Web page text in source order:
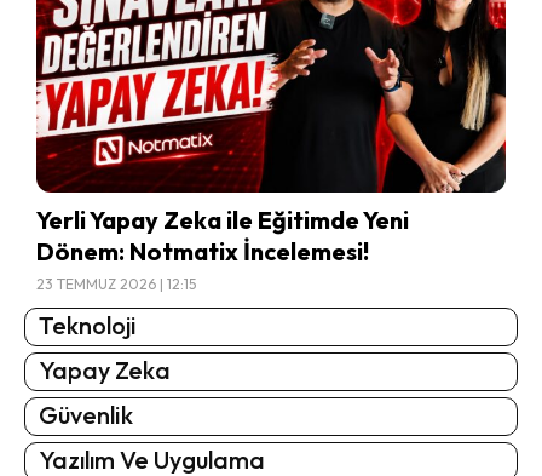
Yerli Yapay Zeka ile Eğitimde Yeni
Dönem: Notmatix İncelemesi!
23 TEMMUZ 2026 | 12:15
Teknoloji
Yapay Zeka
Güvenlik
Yazılım Ve Uygulama